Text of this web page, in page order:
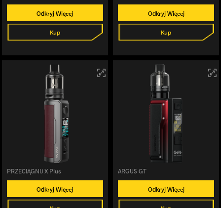
Odkryj Więcej
Kup
Odkryj Więcej
Kup
PRZECIĄGNIJ X Plus
Odkryj Więcej
ARGUS GT
Odkryj Więcej